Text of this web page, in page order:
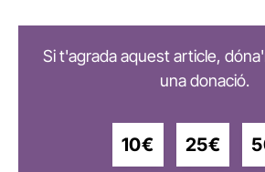
Si t'agrada aquest article,
una donació.
10€ 25€